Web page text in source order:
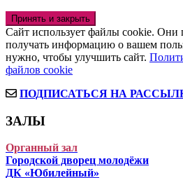
Сайт использует файлы cookie. Они
получать информацию о вашем
нужно, чтобы улучшить сайт.
файлов cookie
ПОДПИСАТЬСЯ НА
ЗАЛЫ
Органный зал
Городской дворец молодёжи
ДК «Юбилейный»